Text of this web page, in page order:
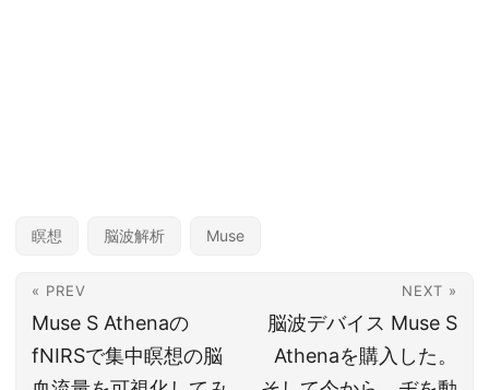
瞑想 脳波解析 Muse
« PREV
Muse S Athenaの
fNIRSで集中瞑想の脳
NEXT »
脳波デバイス Muse S
Athenaを購入した。